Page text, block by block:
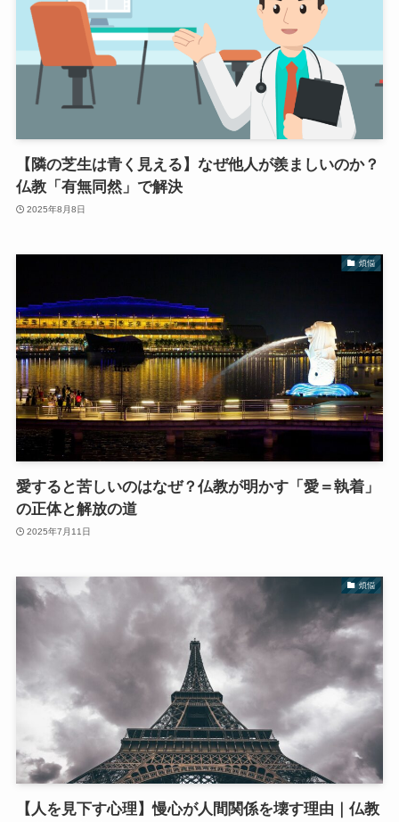
【隣の芝生は青く見える】なぜ他人が羨ましいのか？
仏教「有無同然」で解決
2025年8月8日
煩悩
愛すると苦しいのはなぜ？仏教が明かす「愛＝執着」
の正体と解放の道
2025年7月11日
煩悩
【人を見下す心理】慢心が人間関係を壊す理由｜仏教